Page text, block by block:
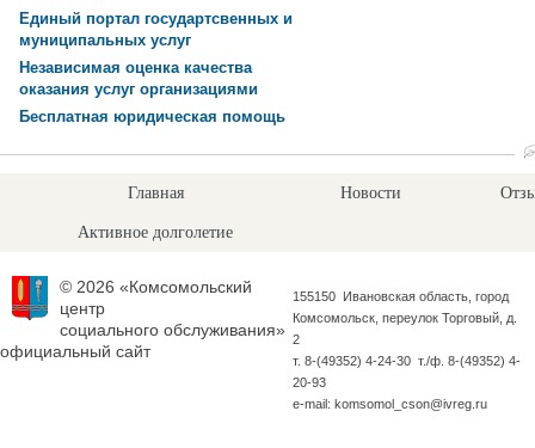
Единый портал государтсвенных и
муниципальных услуг
Независимая оценка качества
оказания услуг организациями
Бесплатная юридическая помощь
Главная Новости
Активное долголетие
© 2026 «Комсомольский
центр
социального обслуживания»
официальный сайт
155150 Ивановская область, город
Комсомольск, переулок Торговый, д.
2
т. 8-(49352) 4-24-30 т./ф. 8-(49352) 4-
20-93
e-mail: komsomol_cson@ivreg.ru